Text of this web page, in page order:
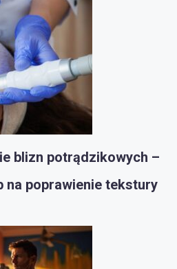
blizn potrądzikowych –
na poprawienie tekstury